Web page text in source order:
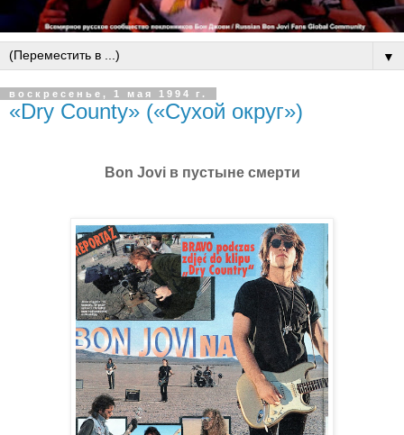
▼
воскресенье, 1 мая 1994 г.
«Dry County» («Сухой округ»)
Bon Jovi в пустыне смерти